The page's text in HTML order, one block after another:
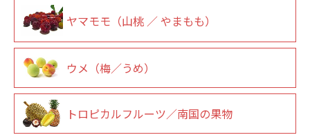
ヤマモモ（山桃 ／ やまもも）
ウメ（梅／うめ）
トロピカルフルーツ／南国の果物